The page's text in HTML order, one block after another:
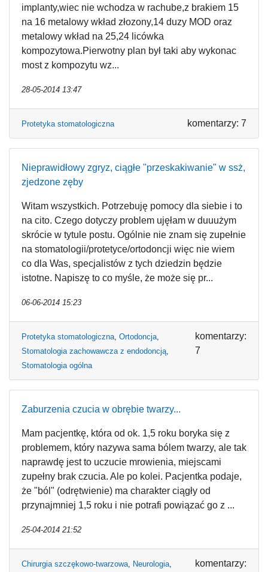
implanty,wiec nie wchodza w rachube,z brakiem 15
na 16 metalowy wkład złozony,14 duzy MOD oraz
metalowy wkład na 25,24 licówka
kompozytowa.Pierwotny plan był taki aby wykonac
most z kompozytu wz...
28-05-2014 13:47
Protetyka stomatologiczna komentarzy: 7
Nieprawidłowy zgryz, ciągłe "przeskakiwanie" w ssż,
zjedzone zęby
Witam wszystkich. Potrzebuję pomocy dla siebie i to
na cito. Czego dotyczy problem ujęłam w duuużym
skrócie w tytule postu. Ogólnie nie znam się zupełnie
na stomatologii/protetyce/ortodoncji więc nie wiem
co dla Was, specjalistów z tych dziedzin będzie
istotne. Napiszę to co myśle, że może się pr...
06-06-2014 15:23
Protetyka stomatologiczna, Ortodoncja,
Stomatologia zachowawcza z endodoncją,
Stomatologia ogólna
komentarzy:
7
Zaburzenia czucia w obrębie twarzy...
Mam pacjentkę, która od ok. 1,5 roku boryka się z
problemem, który nazywa sama bólem twarzy, ale tak
naprawdę jest to uczucie mrowienia, miejscami
zupełny brak czucia. Ale po kolei. Pacjentka podaje,
że "ból" (odrętwienie) ma charakter ciągły od
przynajmniej 1,5 roku i nie potrafi powiązać go z ...
25-04-2014 21:52
Chirurgia szczękowo-twarzowa, Neurologia,
komentarzy: